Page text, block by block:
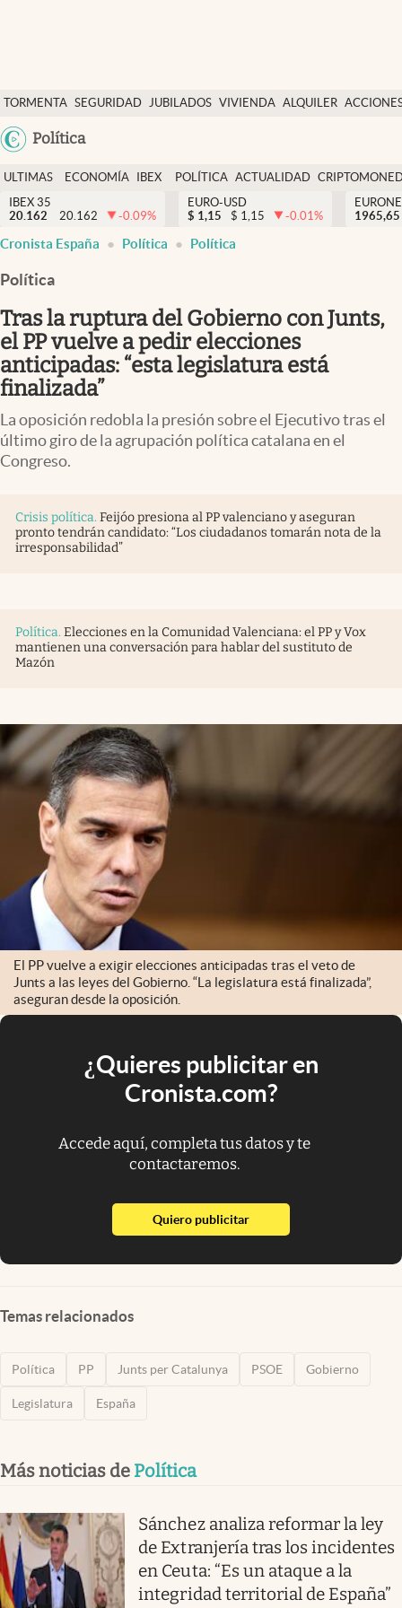
TORMENTA SEGURIDAD JUBILADOS VIVIENDA ALQUILER
USA
Política
Economía y finanzas
Política
Actualidad
Criptomonedas
España
ULTIMAS
NOTICIAS
ECONOMÍA
FINANZAS
IBEX
EURO
POLÍTICA ACTUALIDAD
IBEX 35
20.162
20.162 -0.09%
EURO-USD
$ 1,15 $ 1,15 -0.01%
1965,65
Cronista España Política Política
Política
Tras la ruptura del Gobierno con Junts,
el PP vuelve a pedir elecciones
anticipadas: “esta legislatura está
finalizada”
La oposición redobla la presión sobre el Ejecutivo tras el
último giro de la agrupación política catalana en el
Congreso.
Crisis política. Feijóo presiona al PP valenciano y aseguran
pronto tendrán candidato: “Los ciudadanos tomarán nota de la
irresponsabilidad”
Política. Elecciones en la Comunidad Valenciana: el PP y Vox
mantienen una conversación para hablar del sustituto de
Mazón
El PP vuelve a exigir elecciones anticipadas tras el veto de
Junts a las leyes del Gobierno. “La legislatura está finalizada”,
aseguran desde la oposición.
¿Quieres publicitar en
Cronista.com?
Accede aquí, completa tus datos y te
contactaremos.
Quiero publicitarabre en nueva pestaña
Temas relacionados
Política PP Junts per Catalunya PSOE Gobierno
Legislatura España
Más noticias de Política
Sánchez analiza reformar la ley
de Extranjería tras los incidentes
en Ceuta: “Es un ataque a la
integridad territorial de España”